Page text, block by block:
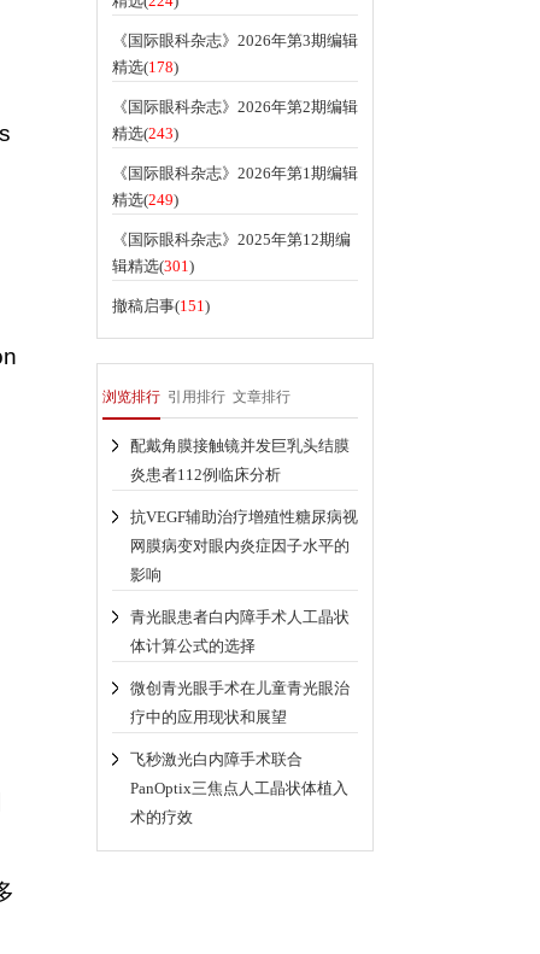
《国际眼科杂志》2026年第3期编辑
精选(178)
《国际眼科杂志》2026年第2期编辑
精选(243)
《国际眼科杂志》2026年第1期编辑
精选(249)
《国际眼科杂志》2025年第12期编
辑精选(301)
撤稿启事(151)
浏览排行 引用排行 文章排行
配戴角膜接触镜并发巨乳头结膜
炎患者112例临床分析
抗VEGF辅助治疗增殖性糖尿病视
网膜病变对眼内炎症因子水平的
影响
青光眼患者白内障手术人工晶状
体计算公式的选择
微创青光眼手术在儿童青光眼治
疗中的应用现状和展望
飞秒激光白内障手术联合
PanOptix三焦点人工晶状体植入
术的疗效